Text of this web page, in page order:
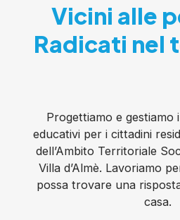
Vicini alle
Radicati nel
Progettiamo e gestiamo
educativi per i cittadini
dell’Ambito Territoriale
Villa d’Almè. Lavoriamo
possa trovare una
casa.